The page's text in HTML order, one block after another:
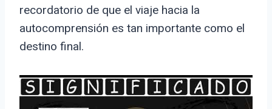
recordatorio de que el viaje hacia la
autocomprensión es tan importante como el
destino final.